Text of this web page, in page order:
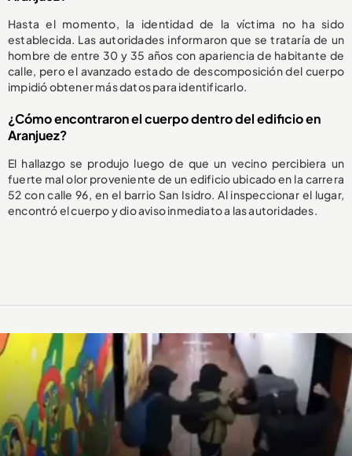
Hasta el momento, la identidad de la víctima no ha sido
establecida. Las autoridades informaron que se trataría de un
hombre de entre 30 y 35 años con apariencia de habitante de
calle, pero el avanzado estado de descomposición del cuerpo
impidió obtener más datos para identificarlo.
¿Cómo encontraron el cuerpo dentro del edificio en
Aranjuez?
El hallazgo se produjo luego de que un vecino percibiera un
fuerte mal olor proveniente de un edificio ubicado en la carrera
52 con calle 96, en el barrio San Isidro. Al inspeccionar el lugar,
encontró el cuerpo y dio aviso inmediato a las autoridades.